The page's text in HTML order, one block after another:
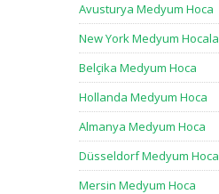
Avusturya Medyum Hoca
New York Medyum
Belçika Medyum Hoca
Hollanda Medyum Hoca
Almanya Medyum Hoca
Düsseldorf Medyum
Mersin Medyum Hoca